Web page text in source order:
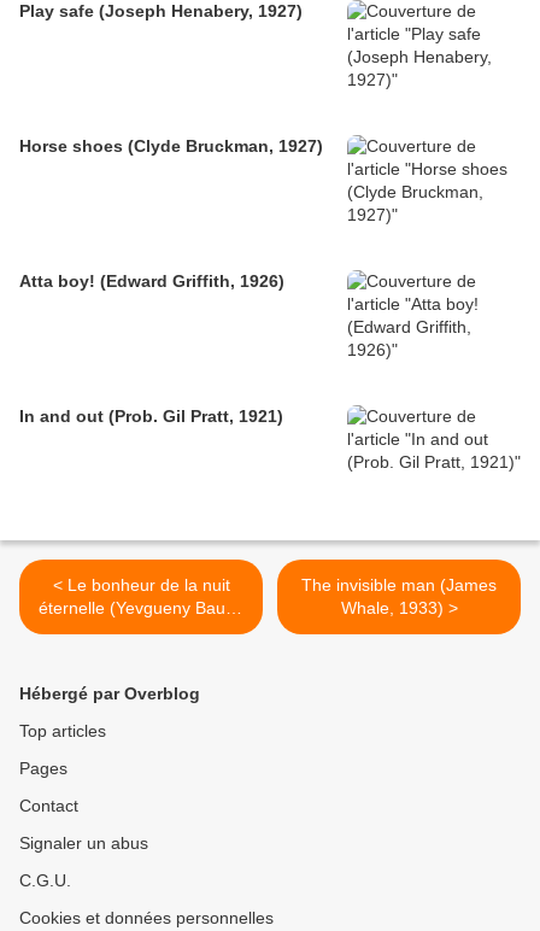
Play safe (Joseph Henabery, 1927)
Horse shoes (Clyde Bruckman, 1927)
Atta boy! (Edward Griffith, 1926)
In and out (Prob. Gil Pratt, 1921)
< Le bonheur de la nuit
éternelle (Yevgueny Bauer,
1915)
The invisible man (James
Whale, 1933) >
Hébergé par Overblog
Top articles
Pages
Contact
Signaler un abus
C.G.U.
Cookies et données personnelles